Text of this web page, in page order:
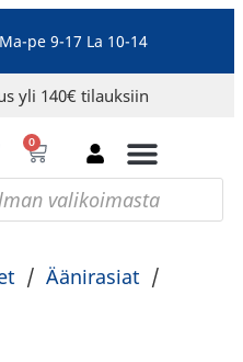
Ma-pe 9-17 La 10-14
yli 140€ tilauksiin
0
/ Äänirasiat /